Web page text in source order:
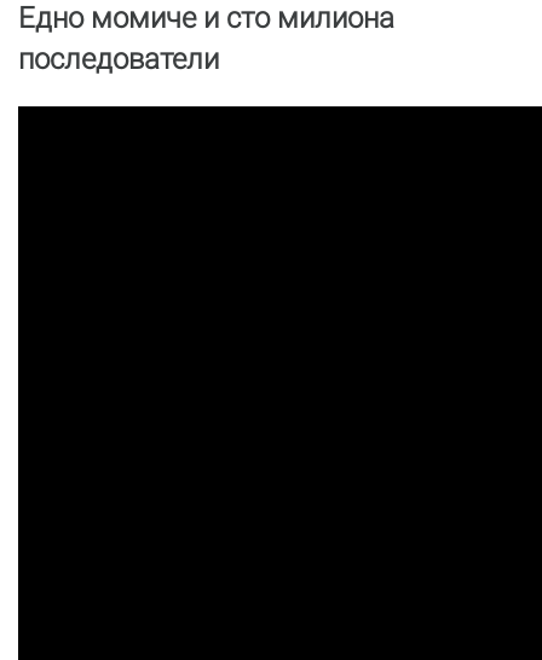
Eдно момиче и сто милиона
последователи